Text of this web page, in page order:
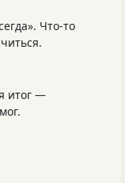
Что‑то
итог —